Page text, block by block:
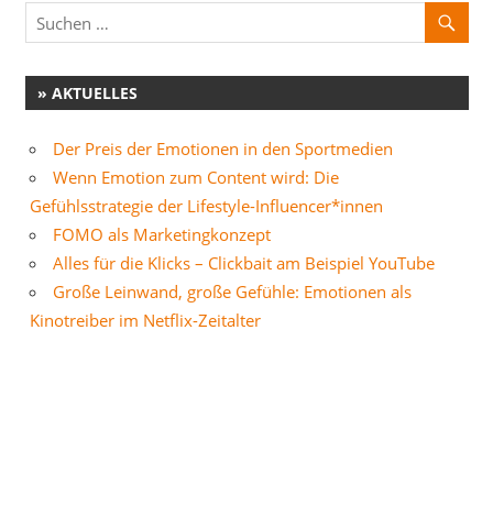
» AKTUELLES
Der Preis der Emotionen in den Sportmedien
Wenn Emotion zum Content wird: Die
Gefühlsstrategie der Lifestyle-Influencer*innen
FOMO als Marketingkonzept
Alles für die Klicks – Clickbait am Beispiel YouTube
Große Leinwand, große Gefühle: Emotionen als
Kinotreiber im Netflix-Zeitalter